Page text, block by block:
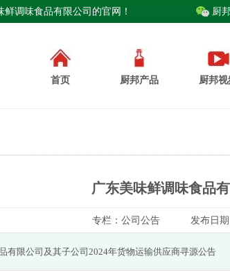
调味食品有限公司的官网！ 厨
首页 厨邦产品 厨邦视
广东美味鲜调味食品
专栏： 公司公告 发布日期
有限公司及其子公司2024年货物运输供应商寻源公告